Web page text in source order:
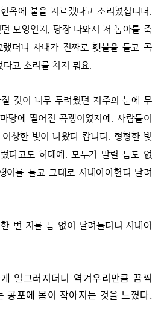
옥에 불을 지르겠다고 소리쳤십니더.
모양인지, 당장 나와서 저 놈아를 죽
더니 사내가 진짜로 횃불을 들고 곡
고 소리를 치지 뭐요.
것이 너무 두려웠던 지주의 눈에 무
당에 떨어진 곡괭이였지예. 사람들이
상한 빛이 나왔다 캅니더. 형형한 빛
다고도 하데예. 모두가 말릴 틈도 없
이를 들고 그대로 사내아아헌티 달려
번 지를 틈 없이 달려들더니 사내아
일그러지더니 역겨우리만큼 끔찍
공포에 몸이 작아지는 것을 느꼈다.